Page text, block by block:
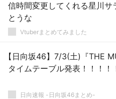
信時間変更してくれる星川
とうな
Vtuberまとめてみました
【日向坂46】7/3(土)『THE
タイムテーブル発表！！！！
日向速報 -日向坂46まとめ-